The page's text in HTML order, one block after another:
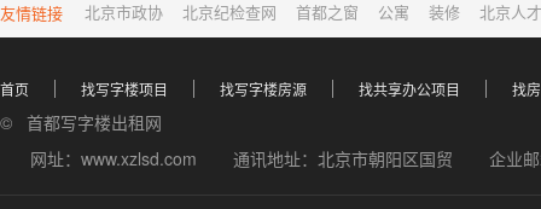
友情链接 北京市政协 北京纪检查网 首都之窗 公寓 装修 北京人
首页 找写字楼项目 找写字楼房源 找共享办公项目 找
© 首都写字楼出租网
网址：www.xzlsd.com
通讯地址：北京市朝阳区国贸 企业